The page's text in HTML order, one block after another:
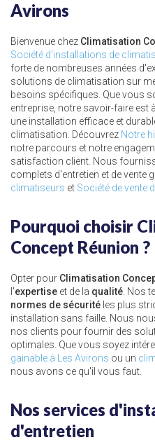
Avirons
Bienvenue chez Climatisation
Société d'installations de
forte de nombreuses années
solutions de climatisation sur
besoins spécifiques. Que vous
entreprise, notre savoir-faire
une installation efficace et
climatisation. Découvrez Notre
notre parcours et notre
satisfaction client. Nous
complets d'entretien et de vente
climatiseurs et Société de vente
Pourquoi choisir
Concept Réunion ?
Opter pour Climatisation
l'expertise et de la qualité . Nos
normes de sécurité les plus
installation sans faille. Nous
nos clients pour fournir des
optimales. Que vous soyez
gainable à Les Avirons ou un
nous avons ce qu'il vous faut.
Nos services
d'entretien